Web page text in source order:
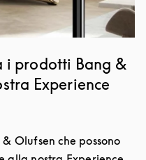
i prodotti Bang &
Experience
Olufsen che possono